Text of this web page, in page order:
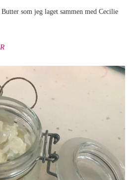
som jeg laget sammen med Cecilie